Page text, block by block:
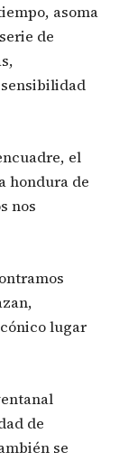
asoma
de
el
hondura de
nos
lugar
de
se